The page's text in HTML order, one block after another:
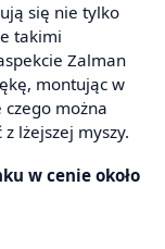
się nie tylko
takimi
Zalman
montując w
można
lżejszej myszy.
w cenie około